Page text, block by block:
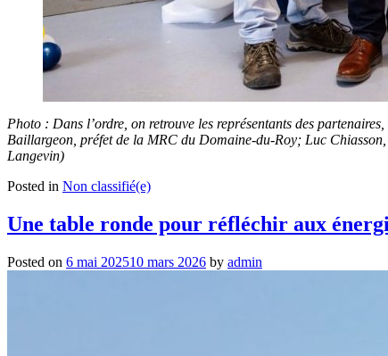
Photo : Dans l’ordre, on retrouve les représentants des
Baillargeon, préfet de la MRC du Domaine-du-Roy; Luc
Langevin)
Posted in Non classifié(e)
Une table ronde pour réfléchir aux
Posted on 6 mai 202510 mars 2026 by admin